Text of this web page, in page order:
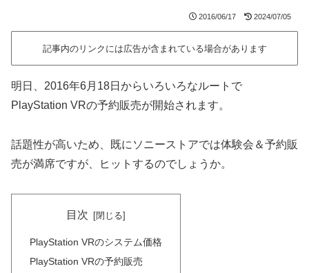
2016/06/17 2024/07/05
記事内のリンクには広告が含まれている場合があります
明日、2016年6月18日からいろいろなルートで
PlayStation VRの予約販売が開始されます。
話題性が高いため、既にソニーストアでは体験会＆予約販
売が満席ですが、ヒットするのでしょうか。
目次
PlayStation VRのシステム価格
PlayStation VRの予約販売